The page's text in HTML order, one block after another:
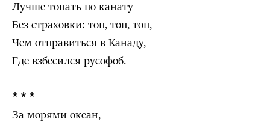
Лучше топать по канату
Без страховки: топ, топ, топ,
Чем отправиться в Канаду,
Где взбесился русофоб.
* * *
За морями океан,